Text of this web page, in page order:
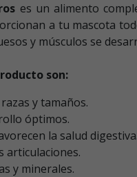
es un alimento
a tu mascota
y músculos se
son:
y tamaños.
óptimos.
la salud digestiva.
articulaciones.
y minerales.